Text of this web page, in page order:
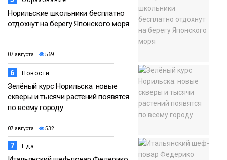
Норильские школьники бесплатно
отдохнут на берегу Японского моря
07 августа 569
6 Новости
Зелёный курс Норильска: новые
скверы и тысячи растений появятся
по всему городу
07 августа 532
7 Еда